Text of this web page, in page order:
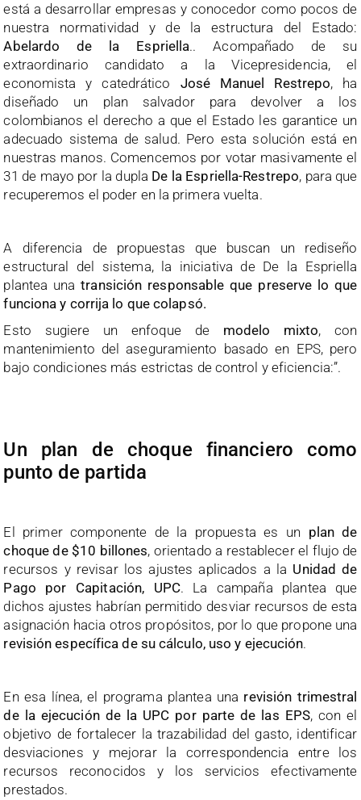
está a desarrollar empresas y conocedor como pocos de
nuestra normatividad y de la estructura del Estado:
Abelardo de la Espriella.. Acompañado de su
extraordinario candidato a la Vicepresidencia, el
economista y catedrático José Manuel Restrepo, ha
diseñado un plan salvador para devolver a los
colombianos el derecho a que el Estado les garantice un
adecuado sistema de salud. Pero esta solución está en
nuestras manos. Comencemos por votar masivamente el
31 de mayo por la dupla De la Espriella-Restrepo, para que
recuperemos el poder en la primera vuelta.
A diferencia de propuestas que buscan un rediseño
estructural del sistema, la iniciativa de De la Espriella
plantea unatransición responsable que preserve lo que
funciona y corrija lo que colapsó.
Esto sugiere un enfoque de modelo mixto, con
mantenimiento del aseguramiento basado en EPS, pero
bajo condiciones más estrictas de control y eficiencia:”.
Un plan de choque financiero como
punto de partida
El primer componente de la propuesta es un plan de
choque de $10 billones, orientado a restablecer el flujo de
recursos y revisar los ajustes aplicados a la Unidad de
Pago por Capitación, UPC. La campaña plantea que
dichos ajustes habrían permitido desviar recursos de esta
asignación hacia otros propósitos, por lo que propone una
revisión específica de su cálculo, uso y ejecución.
En esa línea, el programa plantea una revisión trimestral
de la ejecución de la UPC por parte de las EPS, con el
objetivo de fortalecer la trazabilidad del gasto, identificar
desviaciones y mejorar la correspondencia entre los
recursos reconocidos y los servicios efectivamente
prestados.